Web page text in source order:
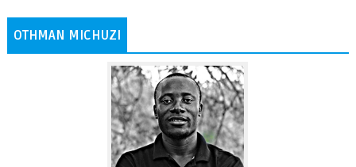
OTHMAN MICHUZI